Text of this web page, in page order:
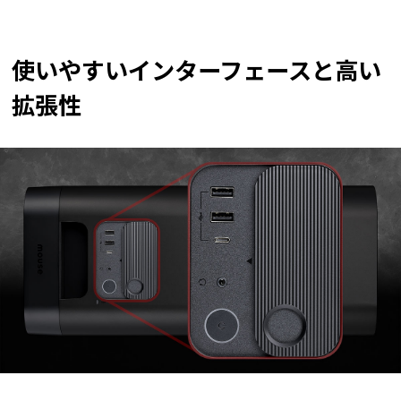
使いやすいインターフェースと高い
拡張性